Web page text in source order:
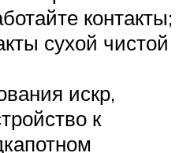
контакты;
сухой чистой
искр,
к